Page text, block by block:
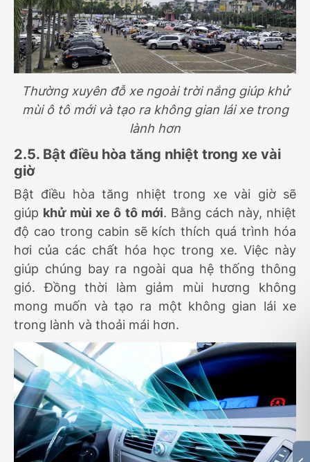
Thường xuyên đỗ xe ngoài trời nắng giúp khử
mùi ô tô mới và tạo ra không gian lái xe trong
lành hơn
2.5. Bật điều hòa tăng nhiệt trong xe vài
giờ
Bật điều hòa tăng nhiệt trong xe vài giờ sẽ
giúp khử mùi xe ô tô mới. Bằng cách này, nhiệt
độ cao trong cabin sẽ kích thích quá trình hóa
hơi của các chất hóa học trong xe. Việc này
giúp chúng bay ra ngoài qua hệ thống thông
gió. Đồng thời làm giảm mùi hương không
mong muốn và tạo ra một không gian lái xe
trong lành và thoải mái hơn.